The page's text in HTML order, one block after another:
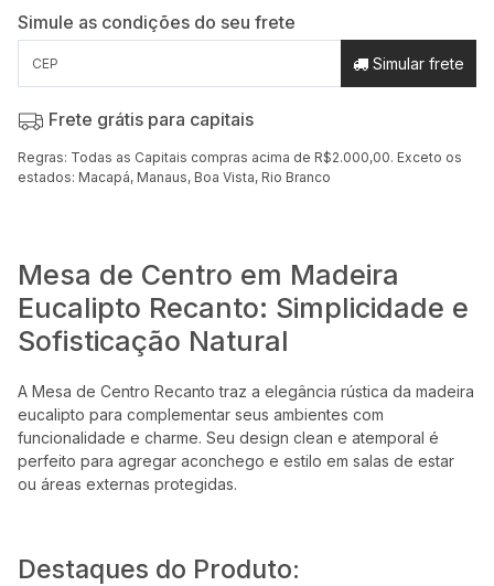
Simule as condições do seu frete
Simular frete
Frete grátis para capitais
Regras: Todas as Capitais compras acima de R$2.000,00. Exceto os
estados: Macapá, Manaus, Boa Vista, Rio Branco
Mesa de Centro em Madeira
Eucalipto Recanto: Simplicidade e
Sofisticação Natural
A Mesa de Centro Recanto traz a elegância rústica da madeira
eucalipto para complementar seus ambientes com
funcionalidade e charme. Seu design clean e atemporal é
perfeito para agregar aconchego e estilo em salas de estar
ou áreas externas protegidas.
Destaques do Produto: